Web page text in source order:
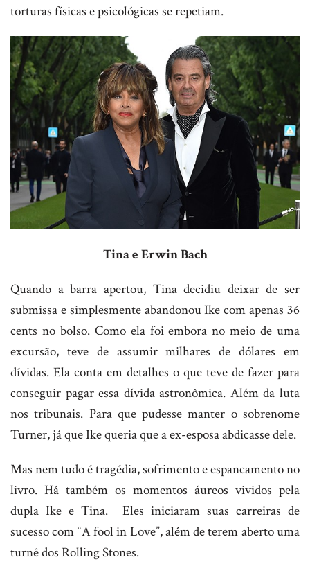
torturas físicas e psicológicas se repetiam.
Tina e Erwin Bach
Quando a barra apertou, Tina decidiu deixar de ser
submissa e simplesmente abandonou Ike com apenas 36
cents no bolso. Como ela foi embora no meio de uma
excursão, teve de assumir milhares de dólares em
dívidas. Ela conta em detalhes o que teve de fazer para
conseguir pagar essa dívida astronômica. Além da luta
nos tribunais. Para que pudesse manter o sobrenome
Turner, já que Ike queria que a ex-esposa abdicasse dele.
Mas nem tudo é tragédia, sofrimento e espancamento no
livro. Há também os momentos áureos vividos pela
dupla Ike e Tina. Eles iniciaram suas carreiras de
sucesso com “A fool in Love”, além de terem aberto uma
turnê dos Rolling Stones.